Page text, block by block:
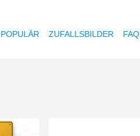
POPULÄR ZUFALLSBILDER FAQ